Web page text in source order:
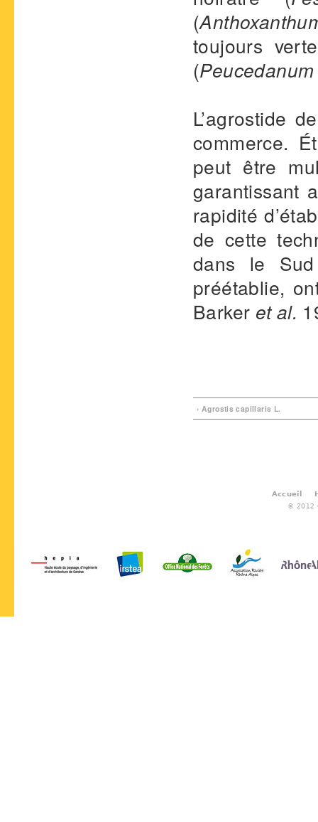
(
toujours
(
L’agrostide
commerce.
peut être
garantissant
rapidité
de cette
dans le Sud
préétablie,
Barker et al.
‹ Agrostis capillaris L.
Accueil
© 2012